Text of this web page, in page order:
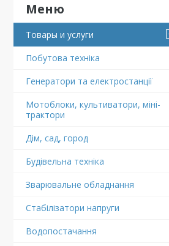
Товары и услуги
Побутова техніка
Генератори та електростанції
Мотоблоки, культиватори, міні-
трактори
Дім, сад, город
Будівельна техніка
Зварювальне обладнання
Стабілізатори напруги
Водопостачання